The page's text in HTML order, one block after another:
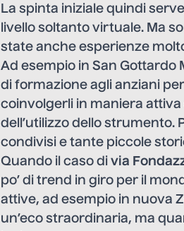
La spinta iniziale quindi
livello soltanto virtuale. Ma
state anche esperienze
Ad esempio in San
di formazione agli anziani
coinvolgerli in maniera
dell’utilizzo dello strumento.
condivisi e tante piccole
Quando il caso di via
po’ di trend in giro per il
attive, ad esempio in nuova
un’eco straordinaria, ma